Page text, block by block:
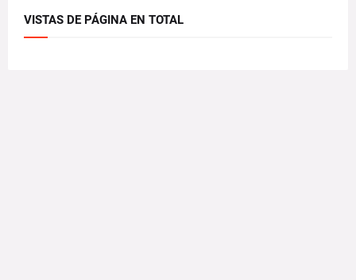
VISTAS DE PÁGINA EN TOTAL